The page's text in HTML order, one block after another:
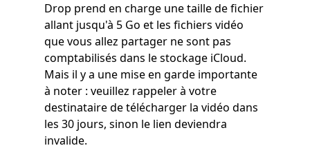
Drop prend en charge une taille de fichier
allant jusqu'à 5 Go et les fichiers vidéo
que vous allez partager ne sont pas
comptabilisés dans le stockage iCloud.
Mais il y a une mise en garde importante
à noter : veuillez rappeler à votre
destinataire de télécharger la vidéo dans
les 30 jours, sinon le lien deviendra
invalide.